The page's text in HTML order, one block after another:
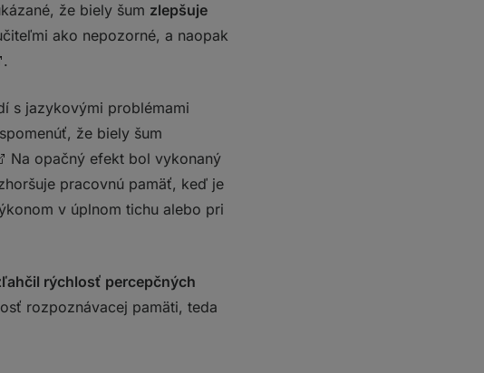
že biely šum zlepšuje
ako nepozorné, a naopak
.
s jazykovými problémami
že biely šum
Na opačný efekt bol vykonaný
pracovnú pamäť, keď je
v úplnom tichu alebo pri
rýchlosť percepčných
rozpoznávacej pamäti, teda